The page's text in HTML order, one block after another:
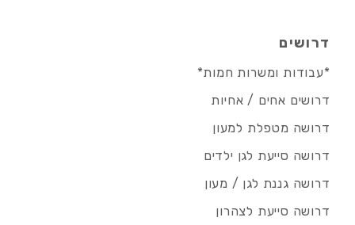
דרושים
*עבודות ומשרות חמות*
דרושים אחים / אחיות
דרושה מטפלת למעון
דרושה סייעת לגן ילדים
דרושה גננת לגן / מעון
דרושה סייעת לצהרון